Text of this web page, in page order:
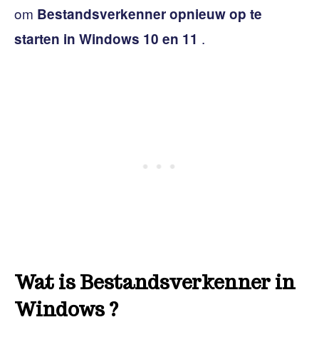
om Bestandsverkenner opnieuw op te
starten in Windows 10 en 11 .
Wat is Bestandsverkenner in
Windows ?